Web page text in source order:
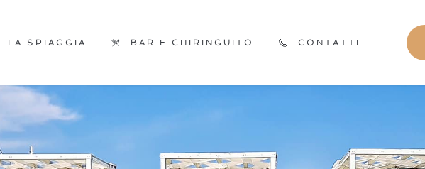
LA SPIAGGIA BAR E CHIRINGUITO CONTATTI